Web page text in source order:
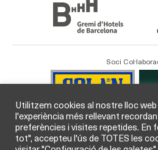
Soci
Utilitzem cookies al nostre lloc
l'experiència més rellevant
preferències i visites repetides. En
tot", accepteu l'ús de TOTES les